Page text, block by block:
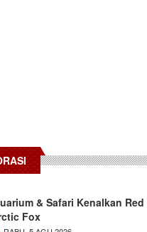
& Safari Kenalkan Red
Fox